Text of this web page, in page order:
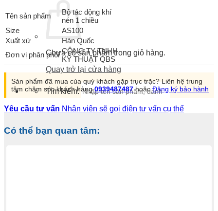
Chưa có sản phẩm trong giỏ hàng.
Quay trở lại cửa hàng
Tìm kiếm:
Tên sản phẩm
Bộ tác động khí
nén 1 chiều
Size
AS100
Xuất xứ
Hàn Quốc
Đơn vị phân phối CÔNG TY TNHH
KỸ THUẬT QBS
Sản phẩm đã mua của quý khách gặp trục trặc? Liên hệ trung
tâm chăm sóc khách hàng0939487487hoặcĐăng ký bảo hành
Yêu cầu tư vấn Nhân viên sẽ gọi điện tư vấn cụ thể
Có thể bạn quan tâm: